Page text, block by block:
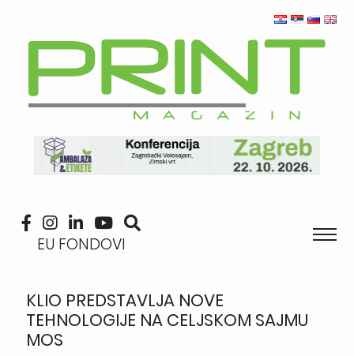
EU FONDOVI
KLIO PREDSTAVLJA NOVE
TEHNOLOGIJE NA CELJSKOM SAJMU
MOS